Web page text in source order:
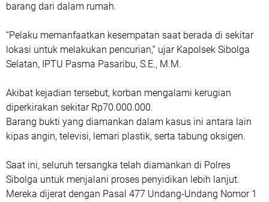
barang dari dalam rumah.
“Pelaku memanfaatkan kesempatan saat berada di sekitar
lokasi untuk melakukan pencurian,” ujar Kapolsek Sibolga
Selatan, IPTU Pasma Pasaribu, S.E., M.M.
Akibat kejadian tersebut, korban mengalami kerugian
diperkirakan sekitar Rp70.000.000.
Barang bukti yang diamankan dalam kasus ini antara lain
kipas angin, televisi, lemari plastik, serta tabung oksigen.
Saat ini, seluruh tersangka telah diamankan di Polres
Sibolga untuk menjalani proses penyidikan lebih lanjut.
Mereka dijerat dengan Pasal 477 Undang-Undang Nomor 1